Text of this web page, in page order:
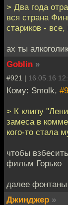
> Два года
вся страна
стариков -
ах ты
Goblin »
#921 | 16.05.16
Кому: Smolk,
> К клипу
замеса в
кого-то стала
чтобы
фильм Горько
далее фонтаны
Джинджер »